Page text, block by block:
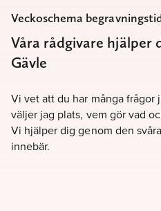
Veckoschema
Våra rådgivare hjälper
Gävle
Vi vet att du har många frågor
väljer jag plats, vem gör vad
Vi hjälper dig genom den
innebär.